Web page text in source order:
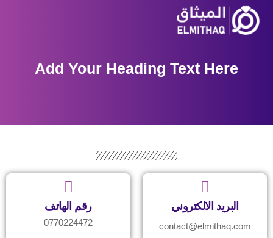
Add Your Heading Text Here
البريد الالكتروني
contact@elmithaq.com
رقم الهاتف
0770224472